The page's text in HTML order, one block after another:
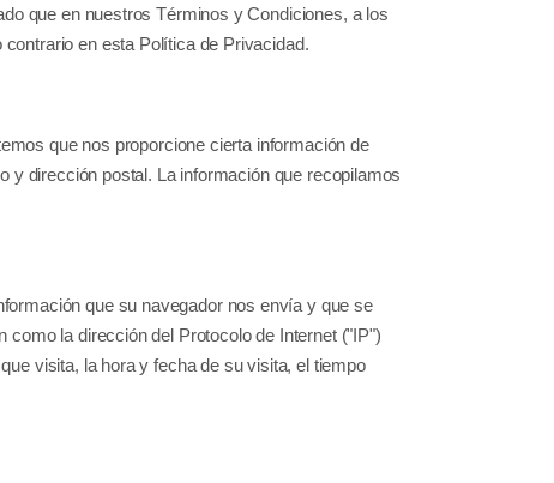
que en nuestros Términos y Condiciones, a los
en esta Política de Privacidad.
que nos proporcione cierta información de
y dirección postal. La información que recopilamos
que su navegador nos envía y que se
la dirección del Protocolo de Internet ("IP")
visita, la hora y fecha de su visita, el tiempo